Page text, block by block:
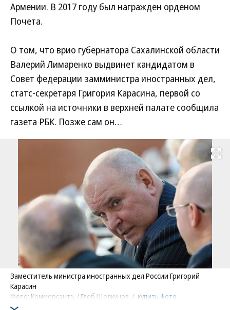
Армении. В 2017 году был награжден орденом
Почета.
О том, что врио губернатора Сахалинской области
Валерий Лимаренко выдвинет кандидатом в
Совет федерации замминистра иностранных дел,
статс-секретаря Григория Карасина, первой со
ссылкой на источники в верхней палате сообщила
газета РБК. Позже сам он…
Развернуть
Заместитель министра иностранных дел России Григорий
Карасин
Фото: Коммерсантъ / Глеб Щелкунов / купить фото